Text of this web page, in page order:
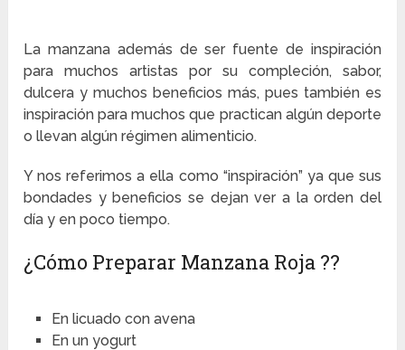
La manzana además de ser fuente de inspiración
para muchos artistas por su compleción, sabor,
dulcera y muchos beneficios más, pues también es
inspiración para muchos que practican algún deporte
o llevan algún régimen alimenticio.
Y nos referimos a ella como “inspiración” ya que sus
bondades y beneficios se dejan ver a la orden del
día y en poco tiempo.
¿Cómo Preparar Manzana Roja ??
En licuado con avena
En un yogurt